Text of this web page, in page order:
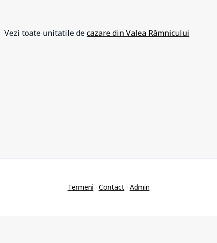
Vezi toate unitatile decazare din Valea Râmnicului
Termeni · Contact· Admin